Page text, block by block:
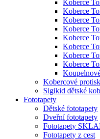
Koberce
Koberce
Koberce
Koberce
Koberce
Koberce
Koberce
Koberce
Kobercové
Sigikid dětské
Fototapety
Dětské fototapety
Dveřní fototapety
Fototapety
Fototapety z cest